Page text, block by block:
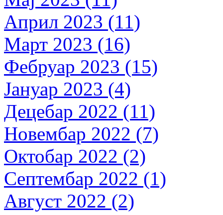
Април 2023 (11)
Март 2023 (16)
Фебруар 2023 (15)
Јануар 2023 (4)
Децебар 2022 (11)
Новембар 2022 (7)
Октобар 2022 (2)
Септембар 2022 (1)
Август 2022 (2)